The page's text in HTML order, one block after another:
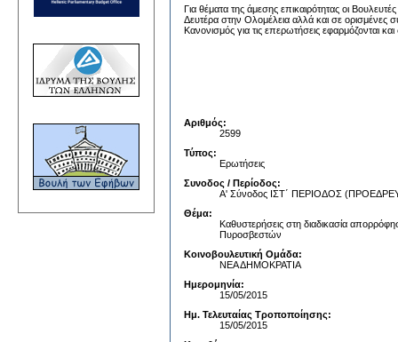
Για θέματα της άμεσης επικαιρότητας οι
Δευτέρα στην Ολομέλεια αλλά και σε ορισμένες
Κανονισμός για τις επερωτήσεις εφαρμόζονται
Αριθμός:
2599
Τύπος:
Ερωτήσεις
Συνοδος / Περίοδος:
Α' Σύνοδος ΙΣΤ΄ ΠΕΡΙΟΔΟΣ
Θέμα:
Καθυστερήσεις στη διαδικασία
Πυροσβεστών
Κοινοβουλευτική Ομάδα:
ΝΕΑ ΔΗΜΟΚΡΑΤΙΑ
Ημερομηνία:
15/05/2015
Ημ. Τελευταίας Τροποποίησης:
15/05/2015